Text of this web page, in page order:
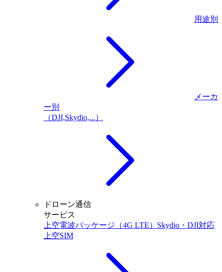
用途別
メーカ
ー別
（DJI,Skydio,...）
ドローン通信
サービス
上空電波パッケージ（4G LTE）Skydio・DJI対応
上空SIM